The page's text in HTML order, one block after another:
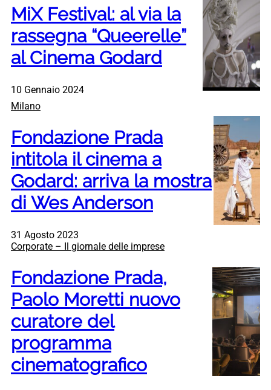
MiX Festival: al via la
rassegna “Queerelle”
al Cinema Godard
10 Gennaio 2024
Milano
Fondazione Prada
intitola il cinema a
Godard: arriva la mostra
di Wes Anderson
31 Agosto 2023
Corporate – Il giornale delle imprese
Fondazione Prada,
Paolo Moretti nuovo
curatore del
programma
cinematografico